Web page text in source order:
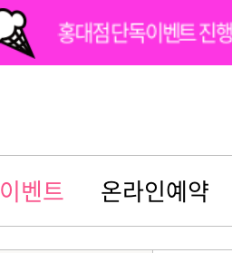
홍대점 단독이벤트 진
이벤트 온라인예약